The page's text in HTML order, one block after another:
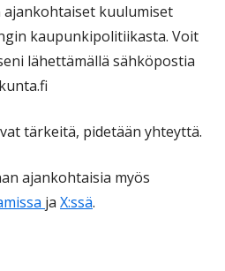
kuulumiset
kaupunkipolitiikasta. Voit
lähettämällä sähköpostia
tärkeitä, pidetään yhteyttä.
ajankohtaisia myös
ja X:ssä.